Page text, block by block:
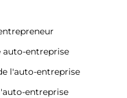
auto-entreprise
l'auto-entreprise
entreprise